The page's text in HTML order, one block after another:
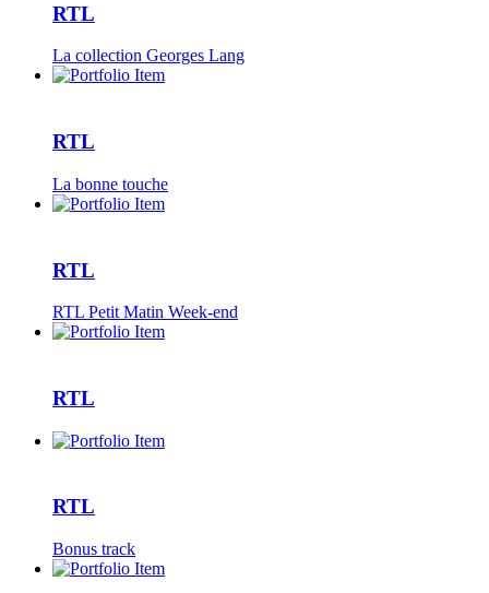
RTL
La collection Georges Lang
RTL
La bonne touche
RTL
RTL Petit Matin Week-end
RTL
RTL
Bonus track